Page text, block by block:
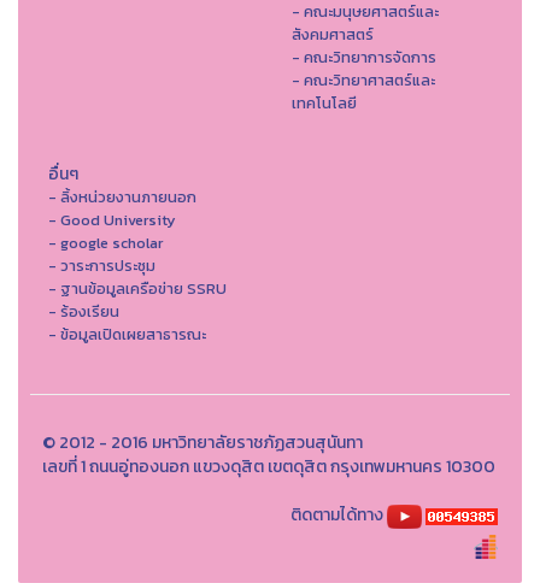
- คณะมนุษยศาสตร์และ
สังคมศาสตร์
- คณะวิทยาการจัดการ
- คณะวิทยาศาสตร์และ
เทคโนโลยี
อื่นๆ
- ลิ้งหน่วยงานภายนอก
- Good University
- google scholar
- วาระการประชุม
- ฐานข้อมูลเครือข่าย SSRU
- ร้องเรียน
- ข้อมูลเปิดเผยสาธารณะ
© 2012 - 2016 มหาวิทยาลัยราชภัฏสวนสุนันทา
เลขที่ 1 ถนนอู่ทองนอก แขวงดุสิต เขตดุสิต กรุงเทพมหานคร 10300
ติดตามได้ทาง